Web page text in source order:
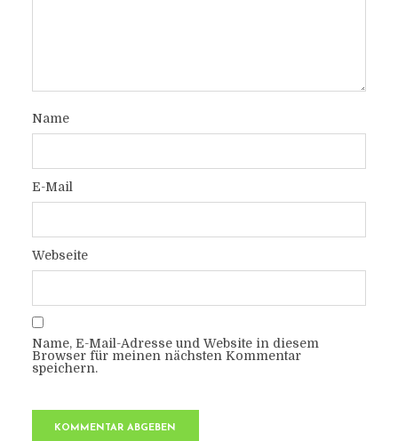
Name
E-Mail
Webseite
Name, E-Mail-Adresse und Website in diesem
Browser für meinen nächsten Kommentar
speichern.